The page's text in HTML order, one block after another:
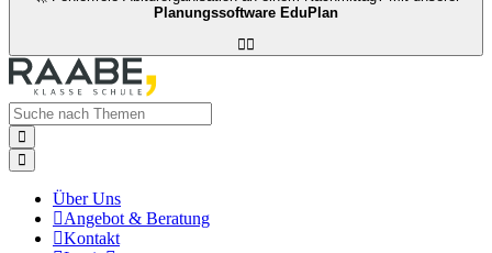
Planungssoftware EduPlan



Über Uns
Angebot & Beratung
Kontakt